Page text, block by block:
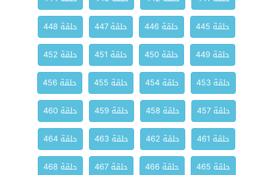
حلقة 445
حلقة 446 حلقة 447
حلقة 448
حلقة 449
حلقة 450 حلقة 451
حلقة 452
حلقة 453
حلقة 454 حلقة 455
حلقة 456
حلقة 457
حلقة 458 حلقة 459
حلقة 460
حلقة 461
حلقة 462 حلقة 463
حلقة 464
حلقة 465
حلقة 466 حلقة 467
حلقة 468